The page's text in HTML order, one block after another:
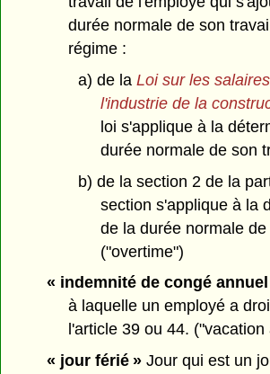
durée normale de son
régime :
a) de la Loi sur les
l'industrie de la
loi s'applique à la
durée normale de son
b) de la section 2 de la
section s'applique à la
de la durée normale
("overtime")
« indemnité de congé annuel
à laquelle un employé a
l'article 39 ou 44.
« jour férié »Jour qui est un